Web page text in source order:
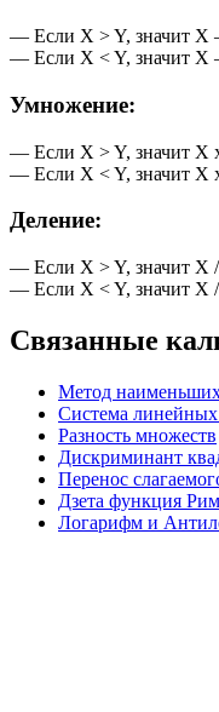
— Если X > Y, значит
— Если X < Y, значит
Умножение:
— Если X > Y, значит X
— Если X < Y, значит X
Деление:
— Если X > Y, значит X
— Если X < Y, значит X
Связанные
Метод наименьших
Система
Разность множеств
Дискриминант
Перенос
Дзета функция
Логарифм и